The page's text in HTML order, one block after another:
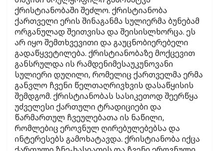
ქრისტიანობაში შეძლო. ქრისტიანობა
ქართველი ერის შინაგანმა სულიერმა ბუნებამ
ორგანულად შეითვისა და შეისისლხორცა. ეს
არ იყო შემთხვევითი და გაუცნობიერებელი
გადაწყვეტილება. ქრისტიანობაზე მოქცევით
განსრულდა ის რამდენიმესაუკუნოვანი
სულიერი დუღილი, რომელიც ქართველმა ერმა
განვლო ჩვენი წელთაღრივხვის დასაწყისის
შემდგომ. ქრისტიანობას სასიკეთოდ შეერწყა
უძველესი ქართული ტრადიციები და
წარმართულ ჩვეულებათა ის ნაწილი,
რომლებიც ეროვნულ ღირებულებებსა და
ინტერესებს გამოხატავდა. ქრისტიანობა იქცა